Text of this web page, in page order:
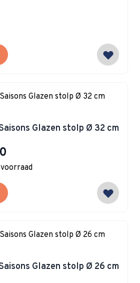
Glazen stolp Ø 32 cm
Glazen stolp Ø 26 cm